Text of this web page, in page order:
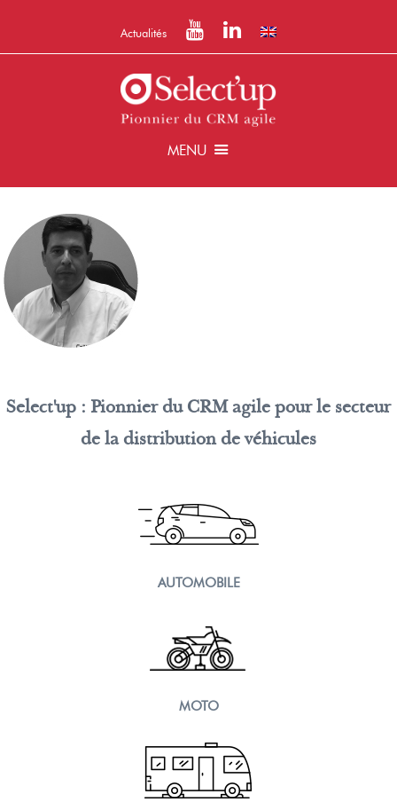
Actualités
MENU
Select'up : Pionnier du CRM agile pour le secteur
de la distribution de véhicules
AUTOMOBILE
MOTO